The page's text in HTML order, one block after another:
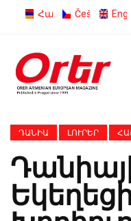
ՀայերենČeština
ԴԱՆԻԱ ԼՈՒՐԵՐ